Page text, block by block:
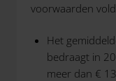
voorwaarden
Het
bedraagt in
meer dan €